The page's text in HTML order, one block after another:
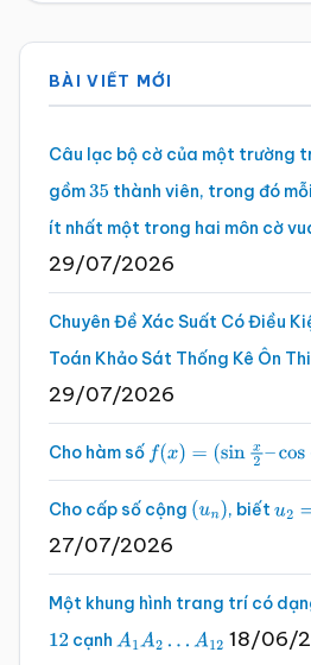
Sidebar
chính
BÀI VIẾT MỚI
Câu lạc bộ cờ của một trường
gồm35 thành viên, trong đó
ít nhất một trong hai môn cờ
29/07/2026
Chuyên Đề Xác Suất Có Điều
Toán Khảo Sát Thống Kê Ôn
29/07/2026
Cho hàm số f(x)=(sinx2 –cosx2
Cho cấp số cộng (un), biếtu2 =
27/07/2026
Một khung hình trang trí có
12 cạnh A1A2…A 12 18/06/